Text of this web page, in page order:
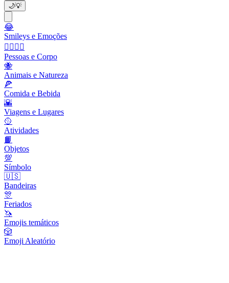
🌙💡
😂
Smileys e Emoções
👩‍❤️‍💋‍👨
Pessoas e Corpo
🐝
Animais e Natureza
🍕
Comida e Bebida
🌇
Viagens e Lugares
🥎
Atividades
📙
Objetos
💯
Símbolo
🇺🇸
Bandeiras
🎊
Feriados
🦄
Emojis temáticos
🎲
Emoji Aleatório